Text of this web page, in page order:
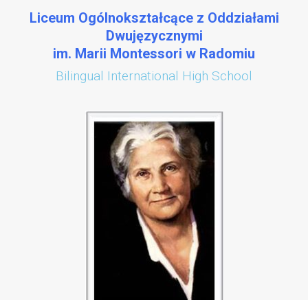
Liceum Ogólnokształcące z Oddziałami
Dwujęzycznymi
im. Marii Montessori w Radomiu
Bilingual International High School